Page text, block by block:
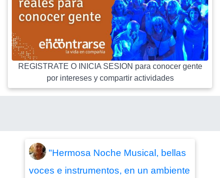
REGISTRATE O INICIA SESION para conocer gente
por intereses y compartir actividades
"Hermosa Noche Musical, bellas
voces e instrumentos, en un ambiente